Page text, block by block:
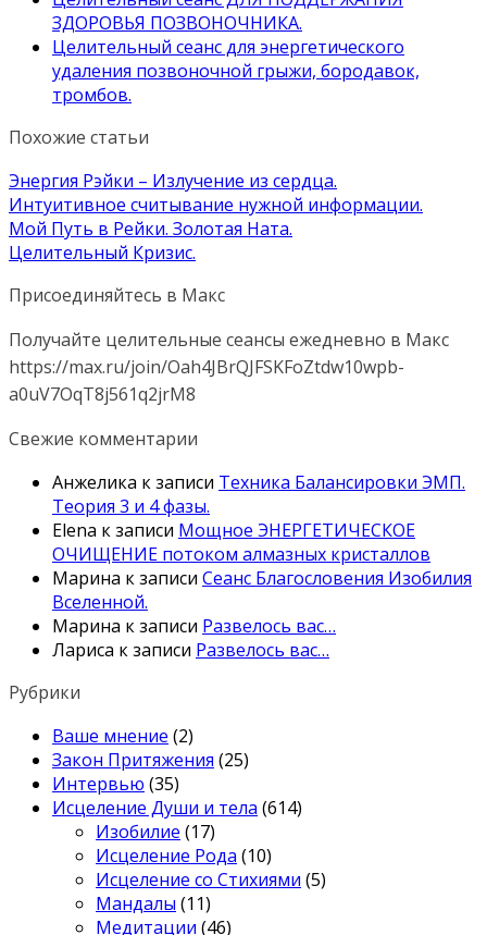
ЗДОРОВЬЯ ПОЗВОНОЧНИКА.
Целительный сеанс для энергетического
удаления позвоночной грыжи, бородавок,
тромбов.
Похожие статьи
Энергия Рэйки – Излучение из сердца.
Интуитивное считывание нужной информации.
Мой Путь в Рейки. Золотая Ната.
Целительный Кризис.
Присоединяйтесь в Макс
Получайте целительные сеансы ежедневно в Макс
https://max.ru/join/Oah4JBrQJFSKFoZtdw10wpb-
a0uV7OqT8j561q2jrM8
Свежие комментарии
Анжелика к записи Техника Балансировки ЭМП.
Теория 3 и 4 фазы.
Elena к записи Мощное ЭНЕРГЕТИЧЕСКОЕ
ОЧИЩЕНИЕ потоком алмазных кристаллов
Марина к записи Сеанс Благословения Изобилия
Вселенной.
Марина к записи Развелось вас…
Лариса к записи Развелось вас…
Рубрики
Ваше мнение (2)
Закон Притяжения (25)
Интервью (35)
Исцеление Души и тела (614)
Изобилие (17)
Исцеление Рода (10)
Исцеление со Стихиями (5)
Мандалы (11)
Медитации (46)